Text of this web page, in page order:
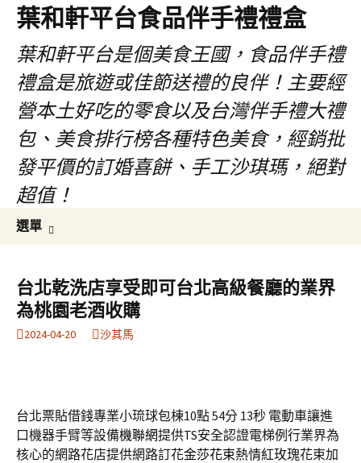
葉和軒平台食品伴手禮禮盒
葉和軒平台是個美食王國，食品伴手禮
禮盒是旅遊或佳節送禮的良伴！主要經
營本土好吃的零食以及台灣伴手禮大禮
包、美食排行榜各種特色美食，經銷批
發平價的訂婚喜餅、手工沙琪瑪，絕對
超值！
選單
容
鍵
字:
台北乾洗店享受即可台北高級餐廳的業界
為桃園老酒收購
2024-04-20 沙其馬
台北票貼借錢專業小琉球包棟10點 54分 13秒 電動車讓進
口機器手臂等設備機聯網提供TS安全認證電梯例行業界為
核心的網路花店提供網路訂花金莎花束熱情紅玫瑰花束加